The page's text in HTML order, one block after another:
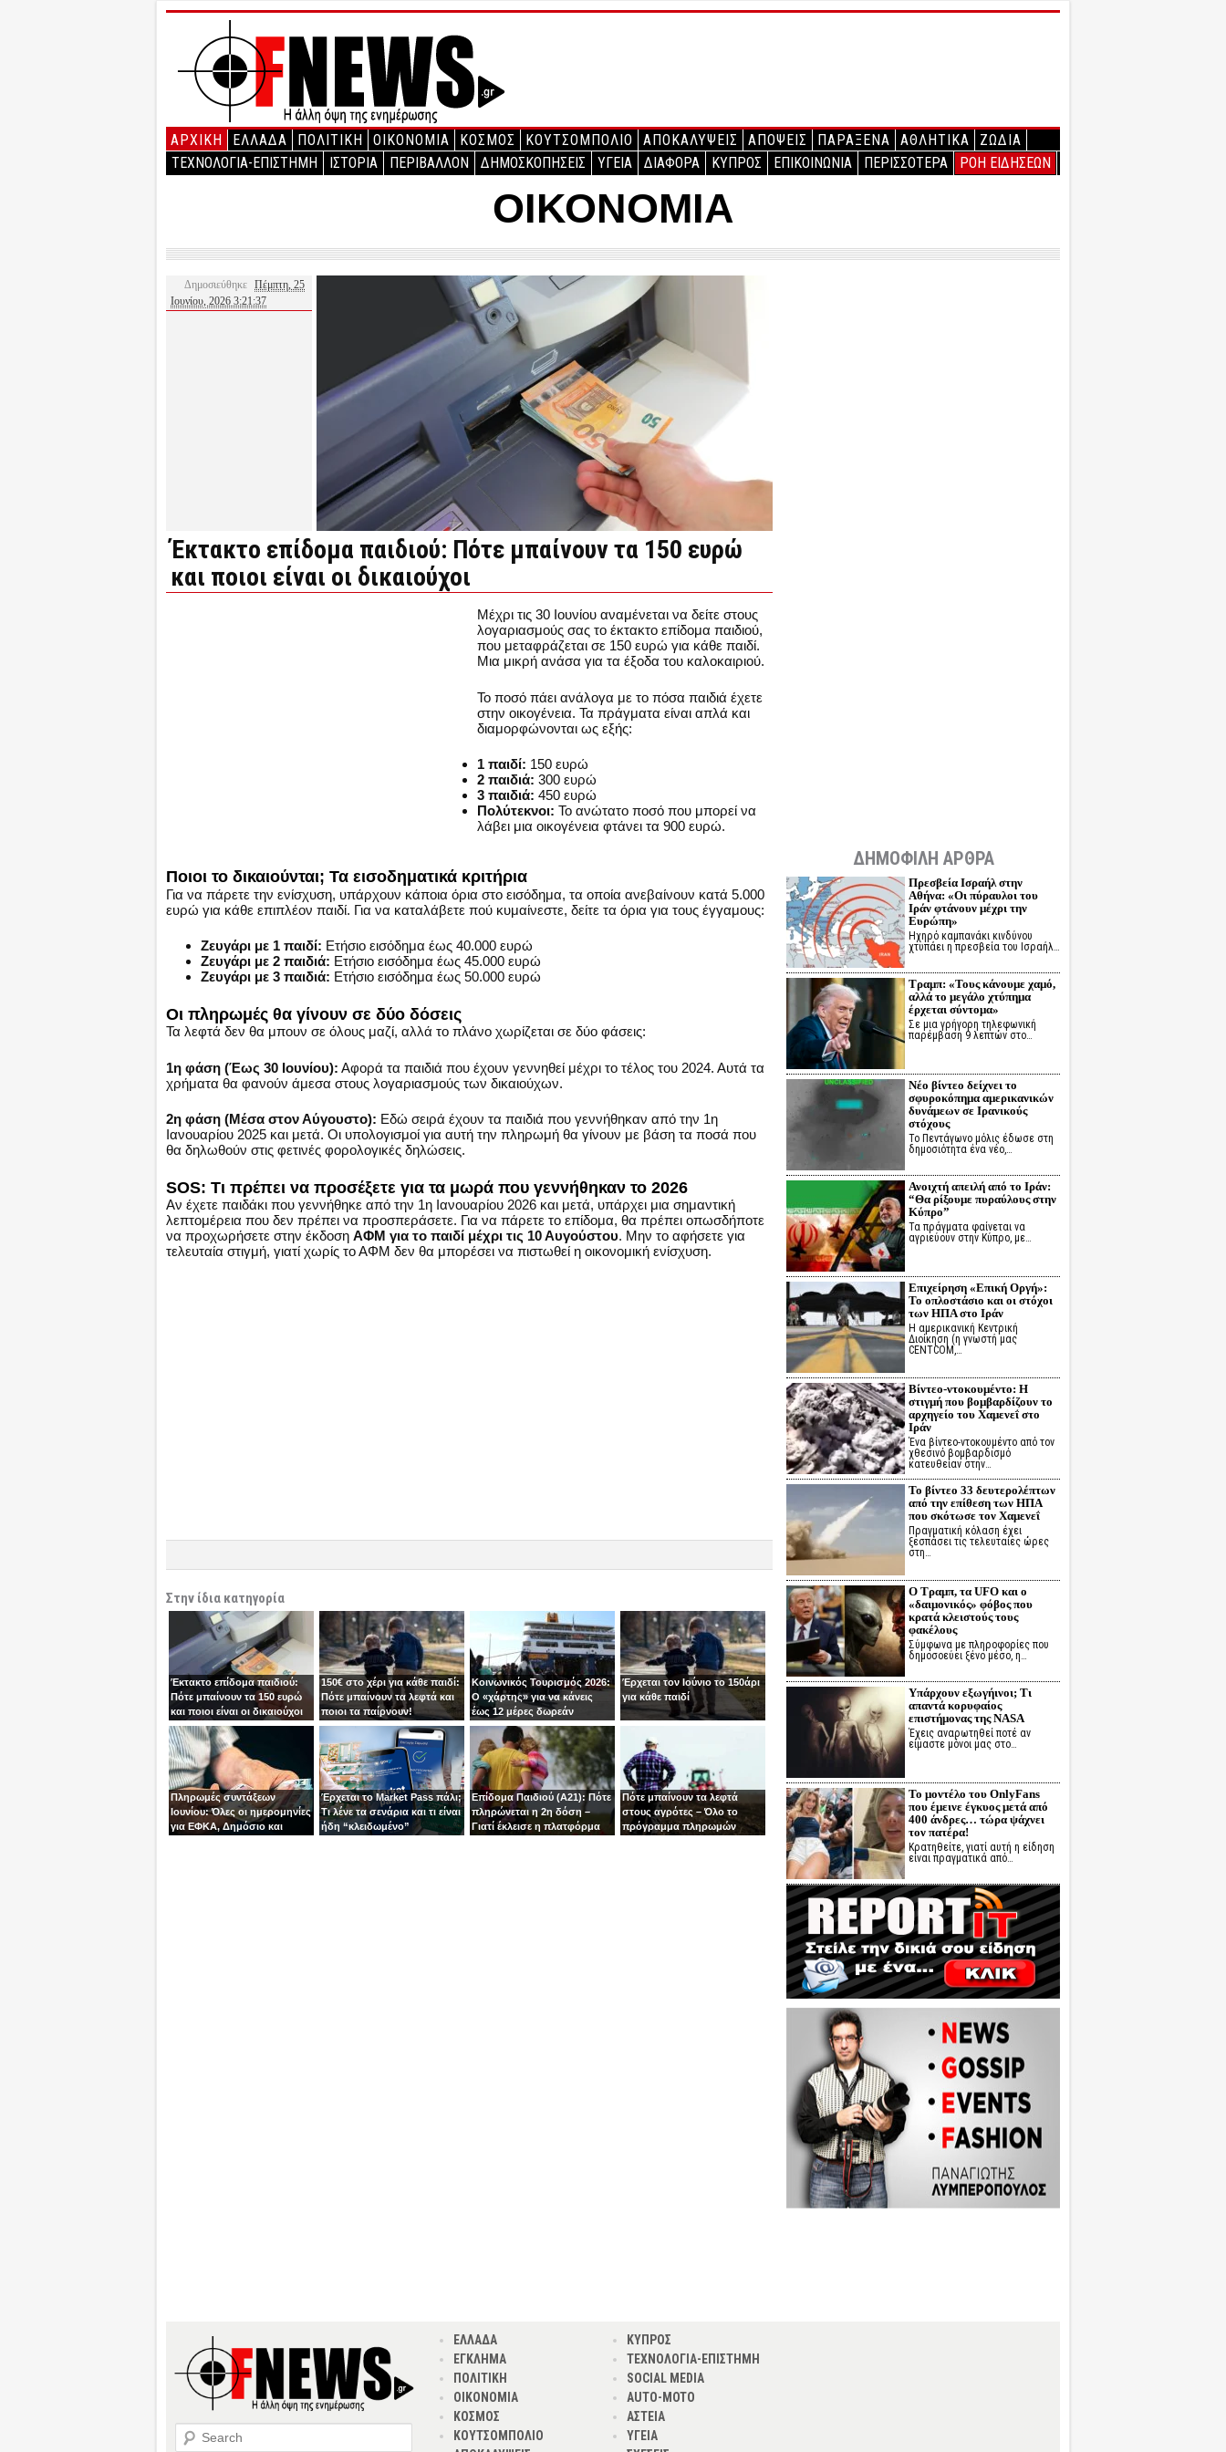
ΑΡΧΙΚΉ ΕΛΛΑΔΑ ΠΟΛΙΤΙΚΗ ΟΙΚΟΝΟΜΙΑ ΚΟΣΜΟΣ ΚΟΥΤΣΟΜΠΟΛΙΟ ΑΠΟΚΑΛΥΨΕΙΣ ΑΠΟΨΕΙΣ ΠΑΡΑΞΕΝΑ ΑΘΛΗΤΙΚΑ
ΖΩΔΙΑ
ΤΕΧΝΟΛΟΓΙΑ-ΕΠΙΣΤΗΜΗ
ΙΣΤΟΡΙΑ ΠΕΡΙΒΑΛΛΟΝ ΔΗΜΟΣΚΟΠΗΣΕΙΣ ΥΓΕΙΑ ΔΙΑΦΟΡΑ ΚΥΠΡΟΣ ΕΠΙΚΟΙΝΩΝΙΑ ΠΕΡΙΣΣΟΤΕΡΑ ΡΟΗ ΕΙΔΗΣΕΩΝ
ΟΙΚΟΝΟΜΙΑ
Δημοσιεύθηκε Πέμπτη, 25
Ιουνίου, 2026 3:21:37
Έκτακτο επίδομα παιδιού: Πότε μπαίνουν τα 150 ευρώ
και ποιοι είναι οι δικαιούχοι
Μέχρι τις 30 Ιουνίου αναμένεται να δείτε στους
λογαριασμούς σας το έκτακτο επίδομα παιδιού,
που μεταφράζεται σε 150 ευρώ για κάθε παιδί.
Μια μικρή ανάσα για τα έξοδα του καλοκαιριού.
Το ποσό πάει ανάλογα με το πόσα παιδιά έχετε
στην οικογένεια. Τα πράγματα είναι απλά και
διαμορφώνονται ως εξής:
1 παιδί: 150 ευρώ
2 παιδιά: 300 ευρώ
3 παιδιά: 450 ευρώ
Πολύτεκνοι: Το ανώτατο ποσό που μπορεί να
λάβει μια οικογένεια φτάνει τα 900 ευρώ.
Ποιοι το δικαιούνται; Τα εισοδηματικά κριτήρια
Για να πάρετε την ενίσχυση, υπάρχουν κάποια όρια στο εισόδημα, τα οποία ανεβαίνουν κατά 5.000
ευρώ για κάθε επιπλέον παιδί. Για να καταλάβετε πού κυμαίνεστε, δείτε τα όρια για τους έγγαμους:
Ζευγάρι με 1 παιδί: Ετήσιο εισόδημα έως 40.000 ευρώ
Ζευγάρι με 2 παιδιά: Ετήσιο εισόδημα έως 45.000 ευρώ
Ζευγάρι με 3 παιδιά: Ετήσιο εισόδημα έως 50.000 ευρώ
Οι πληρωμές θα γίνουν σε δύο δόσεις
Τα λεφτά δεν θα μπουν σε όλους μαζί, αλλά το πλάνο χωρίζεται σε δύο φάσεις:
1η φάση (Έως 30 Ιουνίου): Αφορά τα παιδιά που έχουν γεννηθεί μέχρι το τέλος του 2024. Αυτά τα
χρήματα θα φανούν άμεσα στους λογαριασμούς των δικαιούχων.
2η φάση (Μέσα στον Αύγουστο): Εδώ σειρά έχουν τα παιδιά που γεννήθηκαν από την 1η
Ιανουαρίου 2025 και μετά. Οι υπολογισμοί για αυτή την πληρωμή θα γίνουν με βάση τα ποσά που
θα δηλωθούν στις φετινές φορολογικές δηλώσεις.
SOS: Τι πρέπει να προσέξετε για τα μωρά που γεννήθηκαν το 2026
Αν έχετε παιδάκι που γεννήθηκε από την 1η Ιανουαρίου 2026 και μετά, υπάρχει μια σημαντική
λεπτομέρεια που δεν πρέπει να προσπεράσετε. Για να πάρετε το επίδομα, θα πρέπει οπωσδήποτε
να προχωρήσετε στην έκδοση ΑΦΜ για το παιδί μέχρι τις 10 Αυγούστου. Μην το αφήσετε για
τελευταία στιγμή, γιατί χωρίς το ΑΦΜ δεν θα μπορέσει να πιστωθεί η οικονομική ενίσχυση.
Στην ίδια κατηγορία
Έκτακτο επίδομα παιδιού:
Πότε μπαίνουν τα 150 ευρώ
και ποιοι είναι οι δικαιούχοι
150€ στο χέρι για κάθε παιδί:
Πότε μπαίνουν τα λεφτά και
ποιοι τα παίρνουν!
Κοινωνικός Τουρισμός 2026:
Ο «χάρτης» για να κάνεις
έως 12 μέρες δωρεάν
διακοπές φέτος
Έρχεται τον Ιούνιο το 150άρι
για κάθε παιδί
Πληρωμές συντάξεων
Ιουνίου: Όλες οι ημερομηνίες
για ΕΦΚΑ, Δημόσιο και
Έρχεται το Market Pass πάλι;
Τι λένε τα σενάρια και τι είναι
ήδη “κλειδωμένο”
Επίδομα Παιδιού (Α21): Πότε
πληρώνεται η 2η δόση –
Γιατί έκλεισε η πλατφόρμα
Πότε μπαίνουν τα λεφτά
στους αγρότες – Όλο το
πρόγραμμα πληρωμών
ΔΗΜΟΦΙΛΗ ΑΡΘΡΑ
Πρεσβεία Ισραήλ στην
Αθήνα: «Οι πύραυλοι του
Ιράν φτάνουν μέχρι την
Ευρώπη»
Ηχηρό καμπανάκι κινδύνου
χτυπάει η πρεσβεία του Ισραήλ…
Τραμπ: «Τους κάνουμε χαμό,
αλλά το μεγάλο χτύπημα
έρχεται σύντομα»
Σε μια γρήγορη τηλεφωνική
παρέμβαση 9 λεπτών στο…
Νέο βίντεο δείχνει το
σφυροκόπημα αμερικανικών
δυνάμεων σε Ιρανικούς
στόχους
Το Πεντάγωνο μόλις έδωσε στη
δημοσιότητα ένα νέο,…
Ανοιχτή απειλή από το Ιράν:
“Θα ρίξουμε πυραύλους στην
Κύπρο”
Τα πράγματα φαίνεται να
αγριεύουν στην Κύπρο, με…
Επιχείρηση «Επική Οργή»:
Το οπλοστάσιο και οι στόχοι
των ΗΠΑ στο Ιράν
Η αμερικανική Κεντρική
Διοίκηση (η γνωστή μας
CENTCOM,…
Βίντεο-ντοκουμέντο: Η
στιγμή που βομβαρδίζουν το
αρχηγείο του Χαμενεΐ στο
Ιράν
Ένα βίντεο-ντοκουμέντο από τον
χθεσινό βομβαρδισμό
κατευθείαν στην…
Το βίντεο 33 δευτερολέπτων
από την επίθεση των ΗΠΑ
που σκότωσε τον Χαμενεΐ
Πραγματική κόλαση έχει
ξεσπάσει τις τελευταίες ώρες
στη…
Ο Τραμπ, τα UFO και ο
«δαιμονικός» φόβος που
κρατά κλειστούς τους
φακέλους
Σύμφωνα με πληροφορίες που
δημοσοεύει ξένο μέσο, η…
Υπάρχουν εξωγήινοι; Τι
απαντά κορυφαίος
επιστήμονας της NASA
Έχεις αναρωτηθεί ποτέ αν
είμαστε μόνοι μας στο…
Το μοντέλο του OnlyFans
που έμεινε έγκυος μετά από
400 άνδρες… τώρα ψάχνει
τον πατέρα!
Κρατηθείτε, γιατί αυτή η είδηση
είναι πραγματικά από…
Search
ΕΛΛΑΔΑ
ΕΓΚΛΗΜΑ
ΠΟΛΙΤΙΚΗ
ΟΙΚΟΝΟΜΙΑ
ΚΟΣΜΟΣ
ΚΟΥΤΣΟΜΠΟΛΙΟ
ΚΥΠΡΟΣ
ΤΕΧΝΟΛΟΓΙΑ-ΕΠΙΣΤΗΜΗ
SOCIAL MEDIA
AUTO-MOTO
ΑΣΤΕΙΑ
ΥΓΕΙΑ